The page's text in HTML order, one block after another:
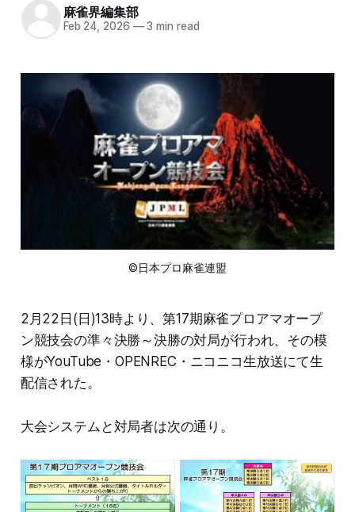
麻雀界編集部
Feb 24, 2026 —3 min read
©日本プロ麻雀連盟
2月22日(日)13時より、第17期麻雀プロアマオープ
ン競技会の準々決勝～決勝の対局が行われ、その模
様がYouTube・OPENREC・ニコニコ生放送にて生
配信された。
大会システムと対局者は次の通り。